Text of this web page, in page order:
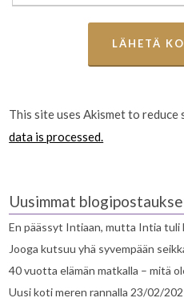
This site uses Akismet to reduce
data is processed.
Uusimmat
En päässyt Intiaan, mutta Intia tuli
Jooga kutsuu yhä syvempään
40 vuotta elämän matkalla – mitä
Uusi koti meren rannalla 23/02/